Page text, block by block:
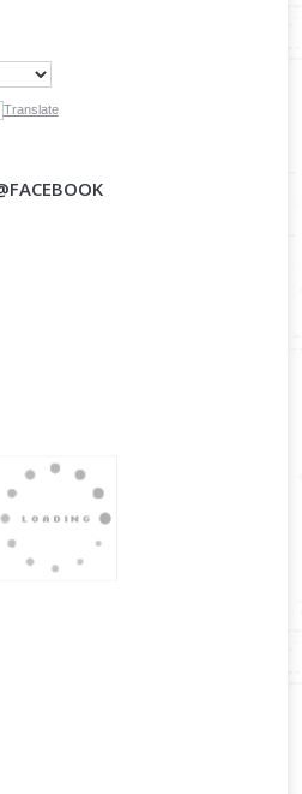
Translate